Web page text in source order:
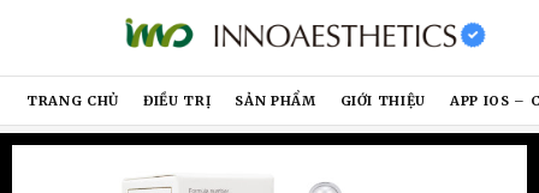
TRANG CHỦ ĐIỀU TRỊ SẢN PHẨM GIỚI THIỆU APP IOS –